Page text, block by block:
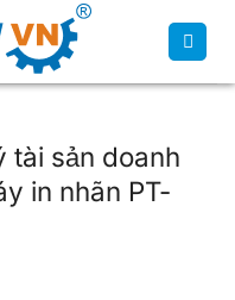
tài sản doanh
in nhãn PT-